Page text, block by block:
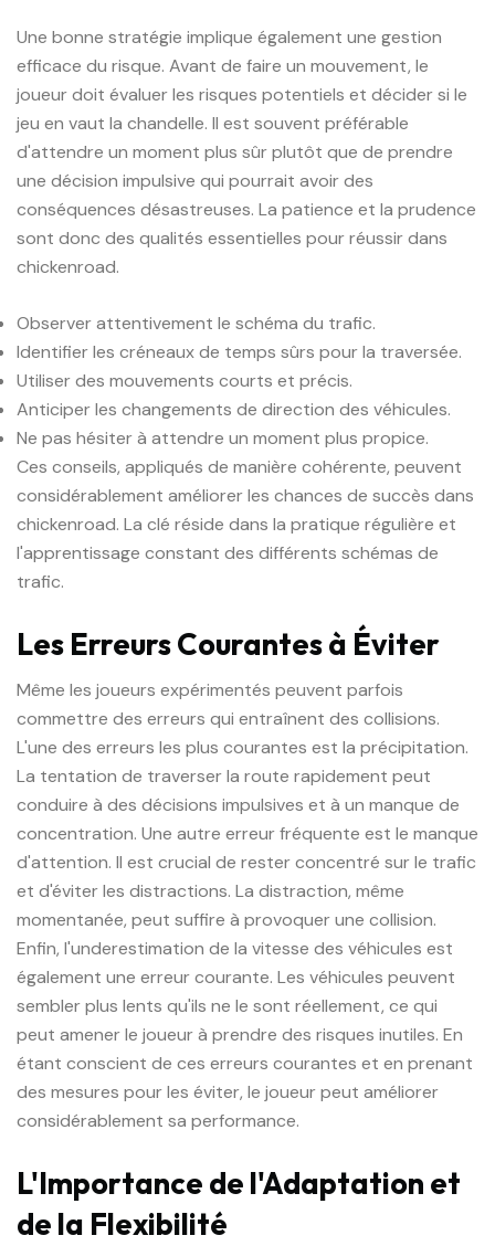
Une bonne stratégie implique également une gestion
efficace du risque. Avant de faire un mouvement, le
joueur doit évaluer les risques potentiels et décider si le
jeu en vaut la chandelle. Il est souvent préférable
d'attendre un moment plus sûr plutôt que de prendre
une décision impulsive qui pourrait avoir des
conséquences désastreuses. La patience et la prudence
sont donc des qualités essentielles pour réussir dans
chickenroad.
Observer attentivement le schéma du trafic.
Identifier les créneaux de temps sûrs pour la traversée.
Utiliser des mouvements courts et précis.
Anticiper les changements de direction des véhicules.
Ne pas hésiter à attendre un moment plus propice.
Ces conseils, appliqués de manière cohérente, peuvent
considérablement améliorer les chances de succès dans
chickenroad. La clé réside dans la pratique régulière et
l'apprentissage constant des différents schémas de
trafic.
Les Erreurs Courantes à Éviter
Même les joueurs expérimentés peuvent parfois
commettre des erreurs qui entraînent des collisions.
L'une des erreurs les plus courantes est la précipitation.
La tentation de traverser la route rapidement peut
conduire à des décisions impulsives et à un manque de
concentration. Une autre erreur fréquente est le manque
d'attention. Il est crucial de rester concentré sur le trafic
et d'éviter les distractions. La distraction, même
momentanée, peut suffire à provoquer une collision.
Enfin, l'underestimation de la vitesse des véhicules est
également une erreur courante. Les véhicules peuvent
sembler plus lents qu'ils ne le sont réellement, ce qui
peut amener le joueur à prendre des risques inutiles. En
étant conscient de ces erreurs courantes et en prenant
des mesures pour les éviter, le joueur peut améliorer
considérablement sa performance.
L'Importance de l'Adaptation et
de la Flexibilité